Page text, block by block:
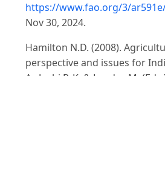
https://www.fao.org/3/
Nov 30, 2024.
Hamilton N.D. (2008).
perspective and issues for
A., Joshi P. K. & Landes M.